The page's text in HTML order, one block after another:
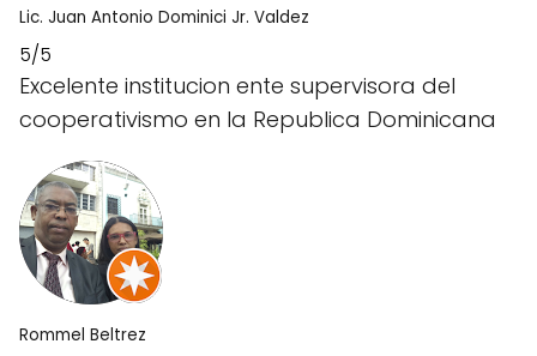
Lic. Juan Antonio Dominici Jr. Valdez
5/5
Excelente institucion ente supervisora del
cooperativismo en la Republica Dominicana
Rommel Beltrez